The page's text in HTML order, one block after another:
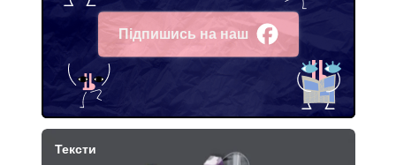
Підпишись на наш
Facebook
Тексти